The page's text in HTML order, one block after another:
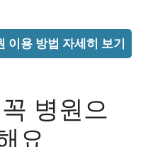
이용 방법 자세히 보기
병원으
요